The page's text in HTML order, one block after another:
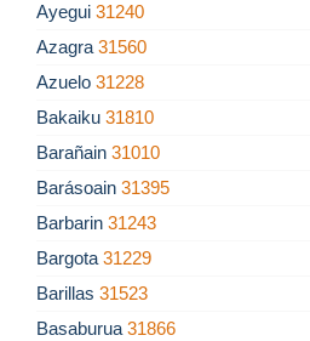
Ayegui 31240
Azagra 31560
Azuelo 31228
Bakaiku 31810
Barañain 31010
Barásoain 31395
Barbarin 31243
Bargota 31229
Barillas 31523
Basaburua 31866